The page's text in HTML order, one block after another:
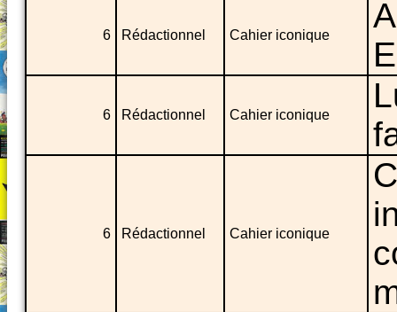
6 Rédactionnel Cahier iconique
6 Rédactionnel Cahier iconique
6 Rédactionnel Cahier iconique